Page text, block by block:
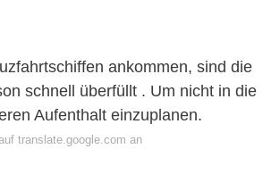
ankommen, sind die
schnell überfüllt . Um nicht in die
Aufenthalt einzuplanen.
translate.google.com an